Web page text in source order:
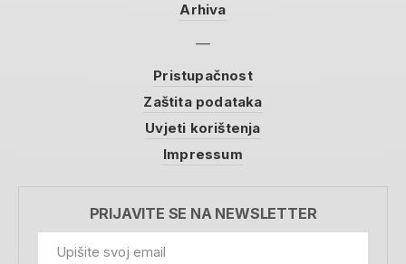
Arhiva
Pristupačnost
Zaštita podataka
Uvjeti korištenja
Impressum
PRIJAVITE SE NA NEWSLETTER